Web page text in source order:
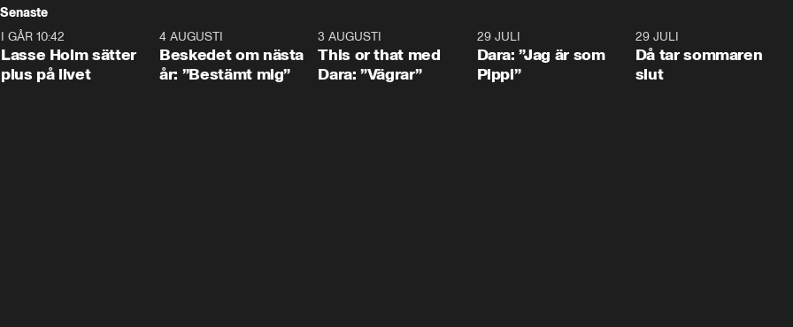
Senaste
1:04
I GÅR 10:42
Lasse Holm sätter
plus på livet
0:24
4 AUGUSTI
Beskedet om nästa
år: ”Bestämt mig”
3 AUGUSTI
This or that med
Dara: ”Vägrar”
29 JULI
Dara: ”Jag är som
Pippi”
29 JULI
Då tar sommaren
slut